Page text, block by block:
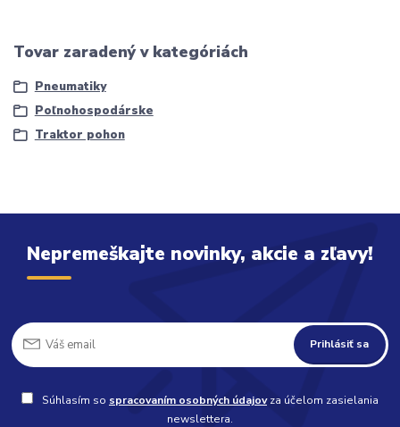
Tovar zaradený v kategóriách
Pneumatiky
Poľnohospodárske
Traktor pohon
Nepremeškajte novinky, akcie a zľavy!
Prihlásiť sa
Súhlasím so spracovaním osobných údajovza účelom zasielania
newslettera.